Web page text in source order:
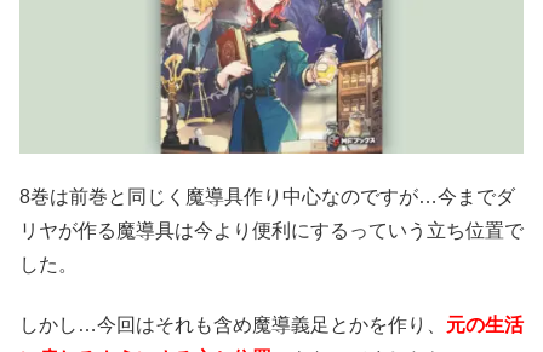
8巻は前巻と同じく魔導具作り中心なのですが…今までダ
リヤが作る魔導具は今より便利にするっていう立ち位置で
した。
しかし…今回はそれも含め魔導義足とかを作り、 元の生活